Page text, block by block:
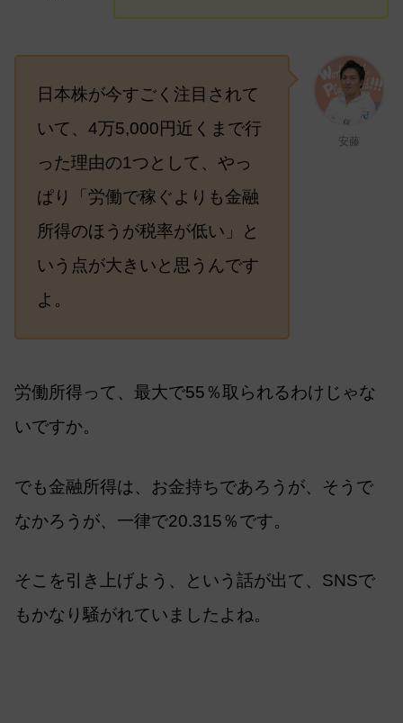
安藤
日本株が今すごく注目されて
いて、4万5,000円近くまで行
った理由の1つとして、やっ
ぱり「労働で稼ぐよりも金融
所得のほうが税率が低い」と
いう点が大きいと思うんです
よ。
労働所得って、最大で55％取られるわけじゃな
いですか。
でも金融所得は、お金持ちであろうが、そうで
なかろうが、一律で20.315％です。
そこを引き上げよう、という話が出て、SNSで
もかなり騒がれていましたよね。